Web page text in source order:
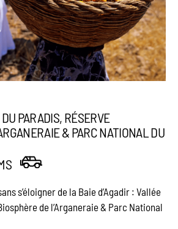
PARADIS, RÉSERVE
& PARC NATIONAL DU
s’éloigner de la Baie d’Agadir : Vallée
de l’Arganeraie & Parc National